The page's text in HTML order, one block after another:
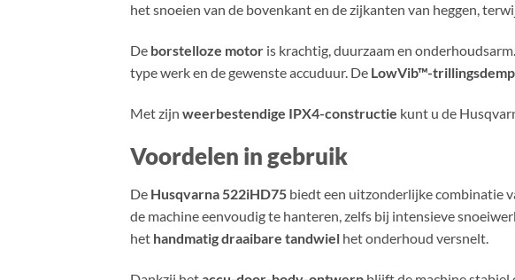
het snoeien van de bovenkant en de zijkanten van heggen,
De borstelloze motor is krachtig, duurzaam en
type werk en de gewenste accuduur. De LowVib™-
Met zijn weerbestendige IPX4-constructie kunt u de
Voordelen in gebruik
De Husqvarna 522iHD75 biedt een uitzonderlijke combinatie
de machine eenvoudig te hanteren, zelfs bij intensieve
het handmatig draaibare tandwiel het onderhoud versnelt.